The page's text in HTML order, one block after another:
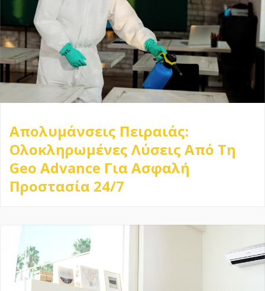
Απολυμάνσεις Πειραιάς:
Ολοκληρωμένες Λύσεις Από Τη
Geo Advance Για Ασφαλή
Προστασία 24/7